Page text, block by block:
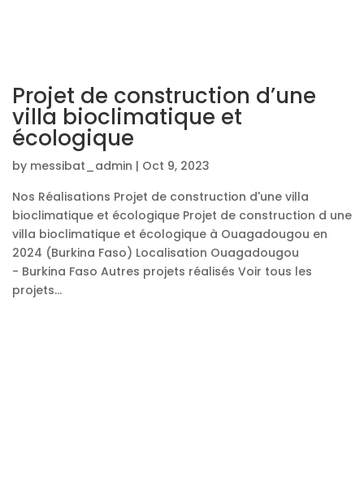
Projet de construction d’une
villa bioclimatique et
écologique
by messibat_admin | Oct 9, 2023
Nos Réalisations Projet de construction d'une villa
bioclimatique et écologique Projet de construction d une
villa bioclimatique et écologique à Ouagadougou en
2024 (Burkina Faso) Localisation Ouagadougou
- Burkina Faso Autres projets réalisés Voir tous les
projets...